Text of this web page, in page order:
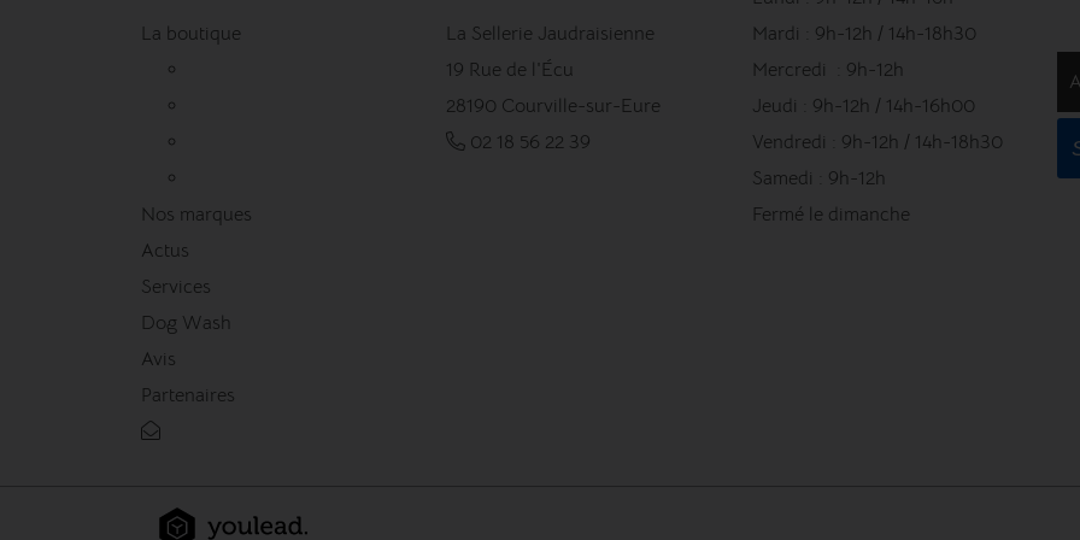
La boutique
Nos marques
Actus
Services
Dog Wash
Avis
Partenaires
La Sellerie Jaudraisienne
19 Rue de l'Écu
28190 Courville-sur-Eure
02 18 56 22 39
Mardi : 9h-12h / 14h-18h30
Mercredi : 9h-12h
Jeudi : 9h-12h / 14h-16h00
Vendredi : 9h-12h / 14h-18h30
Samedi : 9h-12h
Fermé le dimanche